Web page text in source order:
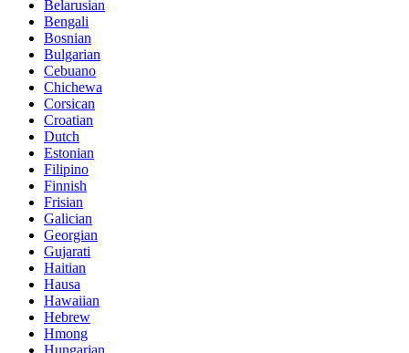
Belarusian
Bengali
Bosnian
Bulgarian
Cebuano
Chichewa
Corsican
Croatian
Dutch
Estonian
Filipino
Finnish
Frisian
Galician
Georgian
Gujarati
Haitian
Hausa
Hawaiian
Hebrew
Hmong
Hungarian